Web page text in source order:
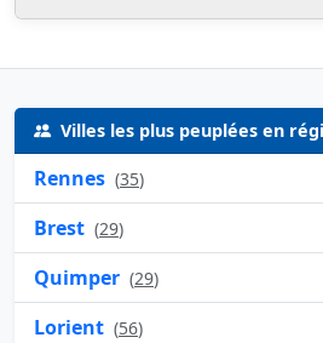
Villes les plus peuplées en
Rennes (35)
Brest (29)
Quimper (29)
Lorient (56)